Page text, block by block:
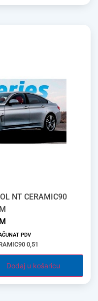
NT CERAMIC90
PDV
0,51
Dodaj u košaricu